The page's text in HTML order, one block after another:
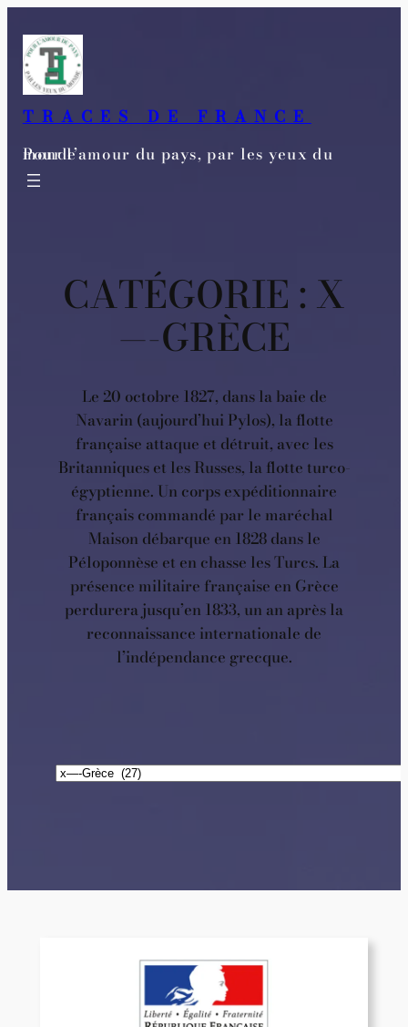
contenu
TRACES DE FRANCE
Pour l’amour du pays, par les yeux du monde
CATÉGORIE : X
—-GRÈCE
Le 20 octobre 1827, dans la baie de
Navarin (aujourd’hui Pylos), la flotte
française attaque et détruit, avec les
Britanniques et les Russes, la flotte turco-
égyptienne. Un corps expéditionnaire
français commandé par le maréchal
Maison débarque en 1828 dans le
Péloponnèse et en chasse les Turcs. La
présence militaire française en Grèce
perdurera jusqu’en 1833, un an après la
reconnaissance internationale de
l’indépendance grecque.
Catégories